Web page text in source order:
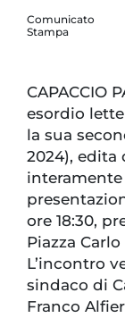
Comunicato
Stampa
CAPACCIO
esordio
la sua
2024), edita
interamente
ore 18:30,
Piazza
L’incontro
sindaco di
Franco